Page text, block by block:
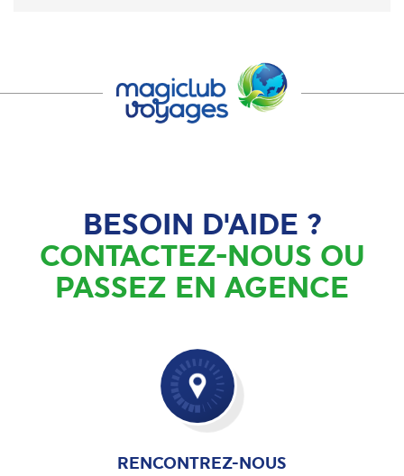
BESOIN D'AIDE ?
CONTACTEZ-NOUS OU
PASSEZ EN AGENCE
RENCONTREZ-NOUS